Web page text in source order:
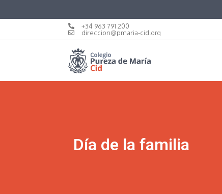
+34 963 791 200
direccion@pmaria-cid.org
Día de la familia